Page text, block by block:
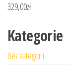
329,00zł
Kategorie
Bez kategorii